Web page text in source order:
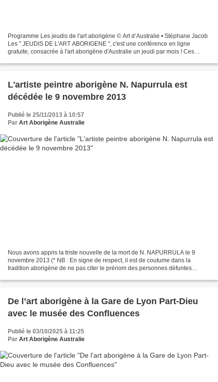
Programme Les jeudis de l'art aborigène © Art d’Australie • Stéphane Jacob
Les " JEUDIS DE L'ART ABORIGENE ", c'est une conférence en ligne
gratuite, consacrée à l'art aborigène d'Australie un jeudi par mois ! Ces
L'artiste peintre aborigène N. Napurrula est
décédée le 9 novembre 2013
Publié le 25/11/2013 à 10:57
Par Art Aborigène Australie
Nous avons appris la triste nouvelle de la mort de N. NAPURRULA le 9
novembre 2013 (* NB : En signe de respect, il est de coutume dans la
tradition aborigène de ne pas citer le prénom des personnes défuntes
De l’art aborigène à la Gare de Lyon Part-Dieu
avec le musée des Confluences
Publié le 03/10/2025 à 11:25
Par Art Aborigène Australie